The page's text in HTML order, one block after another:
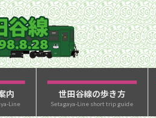
内
Line
世田谷線の歩き方
Setagaya-Line short trip guide